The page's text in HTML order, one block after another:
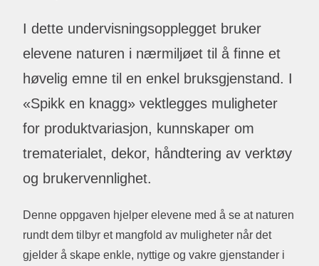
I dette undervisningsopplegget bruker
elevene naturen i nærmiljøet til å finne et
høvelig emne til en enkel bruksgjenstand. I
«Spikk en knagg» vektlegges muligheter
for produktvariasjon, kunnskaper om
trematerialet, dekor, håndtering av verktøy
og brukervennlighet.
Denne oppgaven hjelper elevene med å se at naturen
rundt dem tilbyr et mangfold av muligheter når det
gjelder å skape enkle, nyttige og vakre gjenstander i